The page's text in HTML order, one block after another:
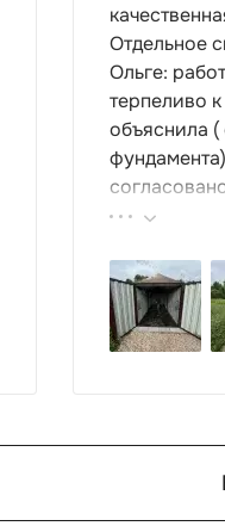
Отдельное
Ольге:
терпеливо
объяснила
грамотные ,
такой
продукции,